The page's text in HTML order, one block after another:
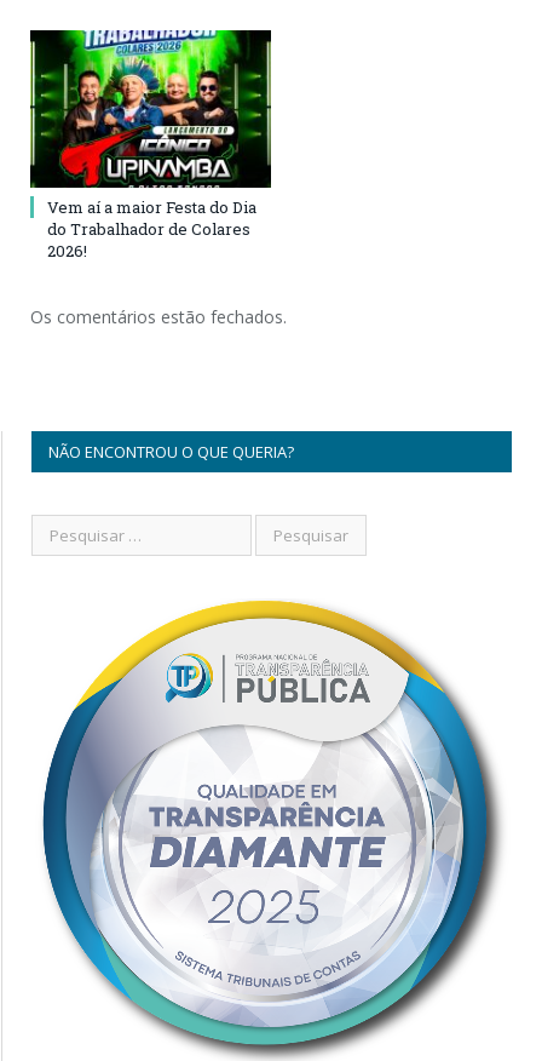
Vem aí a maior Festa do Dia
do Trabalhador de Colares
2026!
Os comentários estão fechados.
NÃO ENCONTROU O QUE QUERIA?